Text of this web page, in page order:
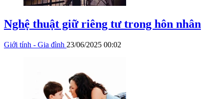
Nghệ thuật giữ riêng tư trong hôn nhân
Giới tính - Gia đình 23/06/2025 00:02